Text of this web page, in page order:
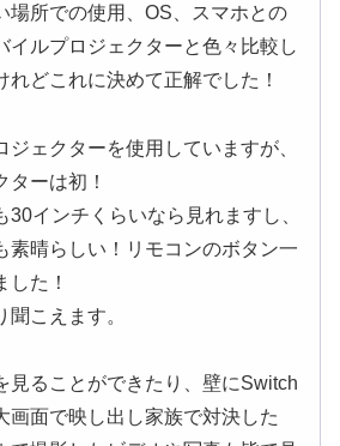
場所での使用、OS、スマホとの
イルプロジェクターと色々比較し
れどこれに決めて正解でした！
ェクターを使用していますが、
ターは初！
30インチくらいなら見れますし、
素晴らしい！リモコンのボタン一
した！
こえます。
見ることができたり、壁にSwitch
画面で映し出し家族で対決した